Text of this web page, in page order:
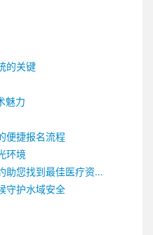
的关键
魅力
便捷报名流程
环境
智能推荐医护服务，微信预约助您找到最佳医疗资源！
守护水域安全